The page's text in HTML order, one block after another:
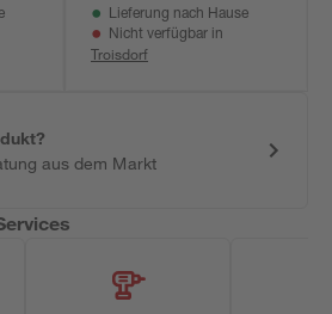
Lieferung nach Hause
Nicht verfügbar in
Troisdorf
aus dem Markt